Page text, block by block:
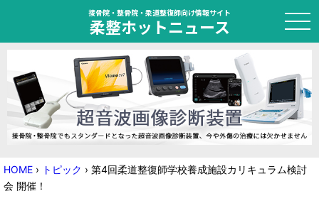
接骨院・整骨院・柔道整復師向け情報サイト
柔整ホットニュース
HOME
トピック
ニュース
HOME › トピック › 第4回柔道整復師学校養成施設カリキュラム検討
会 開催！